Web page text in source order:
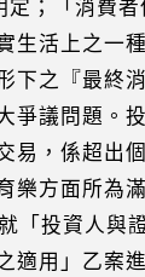
；「消費者
生活上之
下之『最終
爭議問題。
易，係超出
樂方面所為
「投資人與
適用」乙案